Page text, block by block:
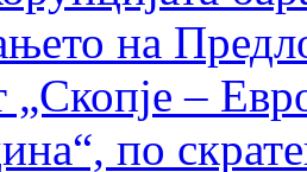
на
„Скопје –
по